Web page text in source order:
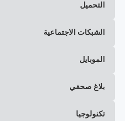
التحميل
الشبكات الاجتماعية
الموبايل
بلاغ صحفي
تكنولوجيا